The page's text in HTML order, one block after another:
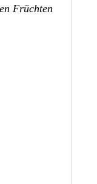
Früchten